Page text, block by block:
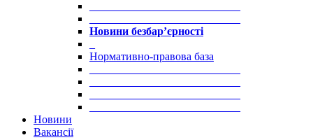
Новини безбар’єрності
Нормативно-правова база
Новини
Вакансії